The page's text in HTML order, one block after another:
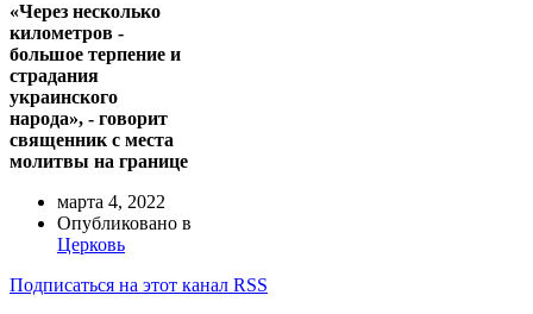
«Через несколько
километров -
большое терпение и
страдания
украинского
народа», - говорит
священник с места
молитвы на границе
марта 4, 2022
Опубликовано в
Церковь
Подписаться на этот канал RSS